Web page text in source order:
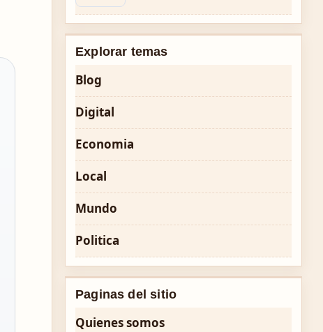
Explorar temas
Blog
Digital
Economia
Local
Mundo
Politica
Paginas del sitio
Quienes somos